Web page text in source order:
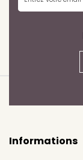
Informations